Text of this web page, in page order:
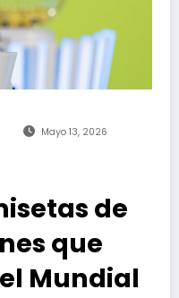
Mayo 13, 2026
de
que
Mundial